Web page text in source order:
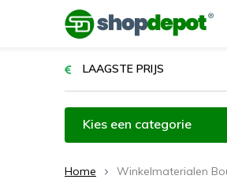
LAAGSTE PRIJS
Kies een categorie
Home Winkelmaterialen